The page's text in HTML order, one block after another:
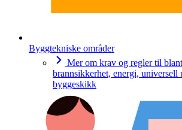
Byggtekniske områder
Mer om krav og regler til
brannsikkerhet, energi, universell
byggeskikk